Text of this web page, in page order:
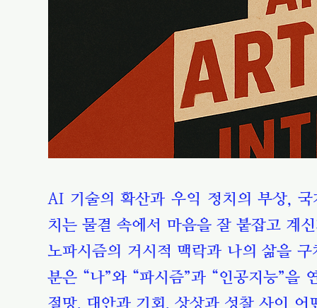
AI 기술의 확산과 우익 정치의 부상,
치는 물결 속에서 마음을 잘 붙잡고 계
노파시즘의 거시적 맥락과 나의 삶을
분은 “나”와 “파시즘”과 “인공지능”을
절망, 대안과 기회, 상상과 성찰 사이